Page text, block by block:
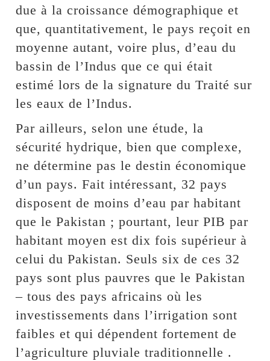
due à la croissance démographique et
que, quantitativement, le pays reçoit en
moyenne autant, voire plus, d’eau du
bassin de l’Indus que ce qui était
estimé lors de la signature du Traité sur
les eaux de l’Indus.
Par ailleurs, selon une étude, la
sécurité hydrique, bien que complexe,
ne détermine pas le destin économique
d’un pays. Fait intéressant, 32 pays
disposent de moins d’eau par habitant
que le Pakistan ; pourtant, leur PIB par
habitant moyen est dix fois supérieur à
celui du Pakistan. Seuls six de ces 32
pays sont plus pauvres que le Pakistan
– tous des pays africains où les
investissements dans l’irrigation sont
faibles et qui dépendent fortement de
l’agriculture pluviale traditionnelle .